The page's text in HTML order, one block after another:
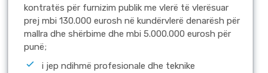
kontratës për furnizim publik me vlerë të vlerësuar
prej mbi 130.000 eurosh në kundërvlerë denarësh për
mallra dhe shërbime dhe mbi 5.000.000 eurosh për
punë;
i jep ndihmë profesionale dhe teknike